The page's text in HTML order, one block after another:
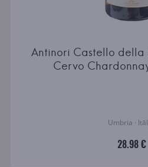
Antinori Castello della
Cervo
Umbria ·
28.98 €